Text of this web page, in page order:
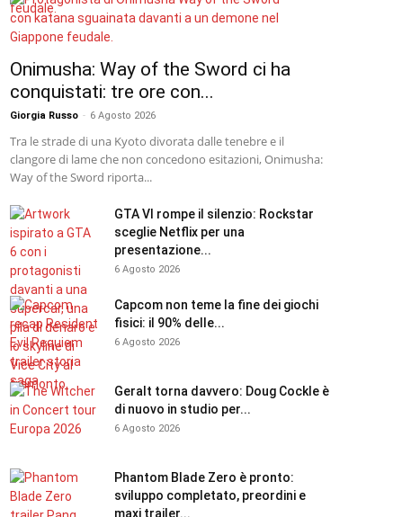
Onimusha: Way of the Sword ci ha
conquistati: tre ore con...
Giorgia Russo - 6 Agosto 2026
Tra le strade di una Kyoto divorata dalle tenebre e il
clangore di lame che non concedono esitazioni, Onimusha:
Way of the Sword riporta...
GTA VI rompe il silenzio: Rockstar
sceglie Netflix per una
presentazione...
6 Agosto 2026
Capcom non teme la fine dei giochi
fisici: il 90% delle...
6 Agosto 2026
Geralt torna davvero: Doug Cockle è
di nuovo in studio per...
6 Agosto 2026
Phantom Blade Zero è pronto:
sviluppo completato, preordini e
maxi trailer...